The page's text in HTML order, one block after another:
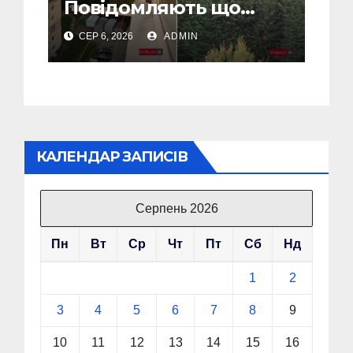
Повідомляють що
горіло 5 гаражів
(Відео)
СЕР 6, 2026 ADMIN
КАЛЕНДАР ЗАПИСІВ
Серпень 2026
Пн Вт Ср Чт Пт Сб Нд
1 2
3 4 5 6 7 8 9
10 11 12 13 14 15 16